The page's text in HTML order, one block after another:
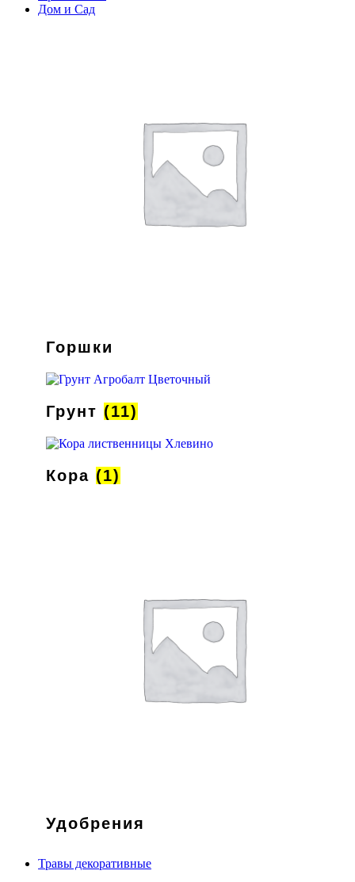
Дом и Сад
Горшки
Грунт (11)
Кора (1)
Удобрения
Травы декоративные